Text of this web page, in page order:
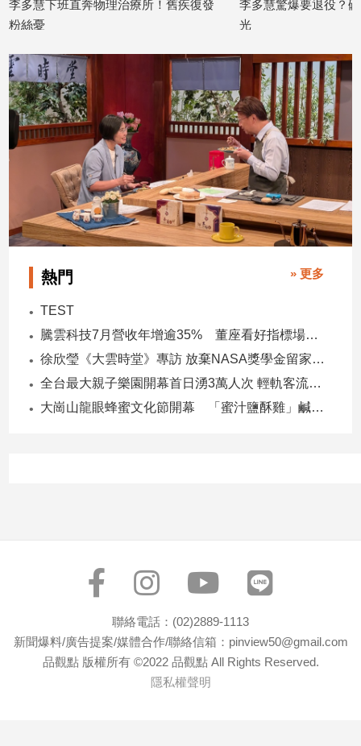
活
築/
室
內
設
計
星
座/
命
康/
親
科
技/
李多慧下班直奔物理治療所！舊疾復發
粉絲憂
李多慧驚爆要退役？砸
光
熱門 » 更多
TEST
騰雲科技7月營收年增逾35% 董座看好指標場域複製動能
徐欣瑩《大雲時堂》專訪 放棄NASA獎學金留家鄉 主張雙AI治縣讓城市更科技更有愛
全台最大親子樂園開幕首日湧3萬人次 輕軌客流增20倍
大崗山龍眼蜂蜜文化節開幕 「蜜汁鹽酥雞」鹹甜跨界搶話題
聯絡電話：(02)2889-1113
新聞爆料/廣告提案/媒體合作/聯絡信箱：pinview50@gmail.com
品觀點 版權所有 ©2022 品觀點 All Rights Reserved.
隱私權聲明